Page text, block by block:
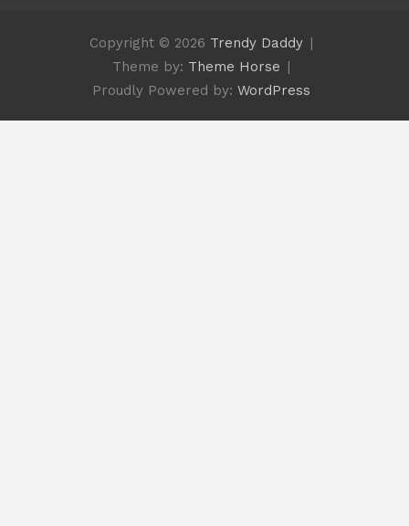
Copyright © 2026 Trendy Daddy
Theme by: Theme Horse
Proudly Powered by: WordPress